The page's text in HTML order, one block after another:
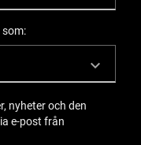
som:
nyheter och den
e-post från